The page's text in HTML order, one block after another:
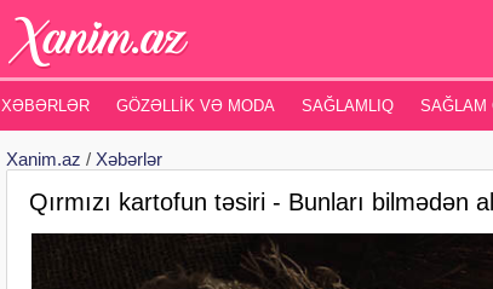
XƏBƏRLƏR GÖZƏLLIK VƏ MODA SAĞLAMLIQ SAĞLAM
Xanim.az / Xəbərlər
Qırmızı kartofun təsiri - Bunları bilmədən